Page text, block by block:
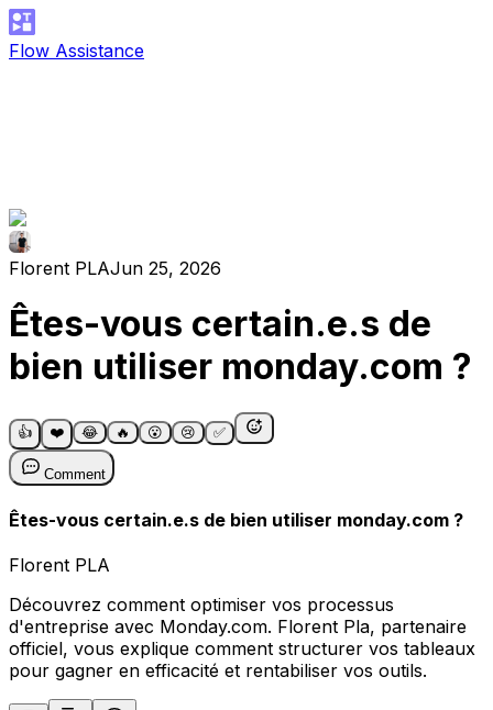
Flow Assistance
Florent PLAJun 25, 2026
Êtes-vous certain.e.s de
bien utiliser monday.com ?
👍 ❤️ 😂 🔥 😮 😢 ✅
Comment
Êtes-vous certain.e.s de bien utiliser monday.com ?
Florent PLA
Découvrez comment optimiser vos processus
d'entreprise avec Monday.com. Florent Pla, partenaire
officiel, vous explique comment structurer vos tableaux
pour gagner en efficacité et rentabiliser vos outils.